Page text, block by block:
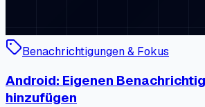
Benachrichtigungen & Fokus
Android: Eigenen
hinzufügen